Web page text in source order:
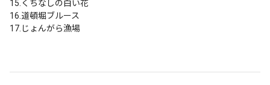
15.くちなしの白い花
16.道頓堀ブルース
17.じょんがら漁場